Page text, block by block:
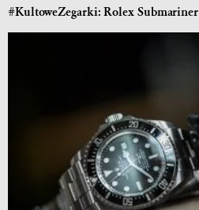
#KultoweZegarki: Rolex Submariner